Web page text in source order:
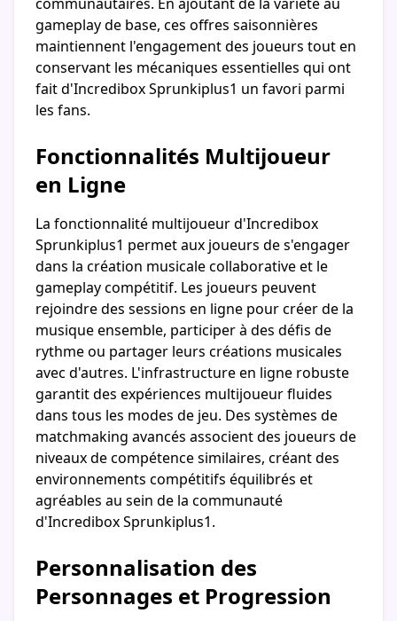
gameplay de base, ces offres saisonnières
maintiennent l'engagement des joueurs tout en
conservant les mécaniques essentielles qui ont
fait d'Incredibox Sprunkiplus1 un favori parmi
les fans.
Fonctionnalités Multijoueur
en Ligne
La fonctionnalité multijoueur d'Incredibox
Sprunkiplus1 permet aux joueurs de s'engager
dans la création musicale collaborative et le
gameplay compétitif. Les joueurs peuvent
rejoindre des sessions en ligne pour créer de la
musique ensemble, participer à des défis de
rythme ou partager leurs créations musicales
avec d'autres. L'infrastructure en ligne robuste
garantit des expériences multijoueur fluides
dans tous les modes de jeu. Des systèmes de
matchmaking avancés associent des joueurs de
niveaux de compétence similaires, créant des
environnements compétitifs équilibrés et
agréables au sein de la communauté
d'Incredibox Sprunkiplus1.
Personnalisation des
Personnages et Progression